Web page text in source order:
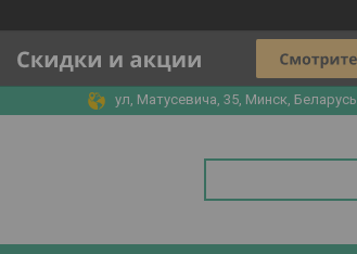
ул, Матусевича, 35, Минск, Беларусь